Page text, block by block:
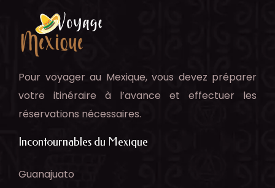
Pour voyager au Mexique, vous devez préparer
votre itinéraire à l’avance et effectuer les
réservations nécessaires.
Incontournables du Mexique
Guanajuato